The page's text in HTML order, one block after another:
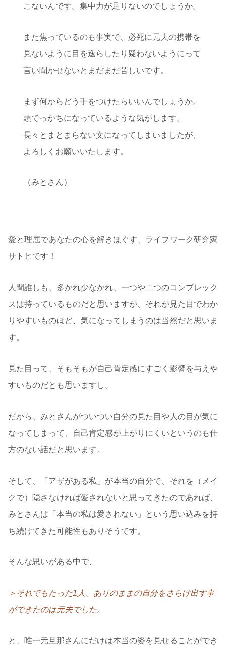
こないんです。集中力が足りないのでしょうか。
また焦っているのも事実で、必死に元夫の携帯を
見ないように目を逸らしたり疑わないようにって
言い聞かせないとまだまだ苦しいです。
まず何からどう手をつけたらいいんでしょうか。
頭でっかちになっているような気がします。
長々とまとまらない文になってしまいましたが、
よろしくお願いいたします。
（みとさん）
愛と理屈であなたの心を解きほぐす、ライフワーク研究家
サトヒです！
人間誰しも、多かれ少なかれ、一つや二つのコンプレック
スは持っているものだと思いますが、それが見た目でわか
りやすいものほど、気になってしまうのは当然だと思いま
す。
見た目って、そもそもが自己肯定感にすごく影響を与えや
すいものだとも思いますし。
だから、みとさんがついつい自分の見た目や人の目が気に
なってしまって、自己肯定感が上がりにくいというのも仕
方のない話だと思います。
そして、「アザがある私」が本当の自分で、それを（メイ
クで）隠さなければ愛されないと思ってきたのであれば、
みとさんは「本当の私は愛されない」という思い込みを持
ち続けてきた可能性もありそうです。
そんな思いがある中で、
＞それでもたった1人、ありのままの自分をさらけ出す事
ができたのは元夫でした。
と、唯一元旦那さんにだけは本当の姿を見せることができ